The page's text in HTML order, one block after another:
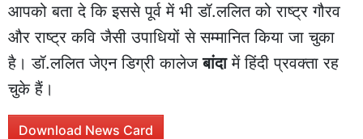
आपको बता दे कि इससे पूर्व में भी डॉ.ललित को राष्ट्र गौरव
और राष्ट्र कवि जैसी उपाधियों से सम्मानित किया जा चुका
है। डॉ.ललित जेएन डिग्री कालेजबांदामें हिंदी प्रवक्ता रह
चुके हैं।
Download News Card